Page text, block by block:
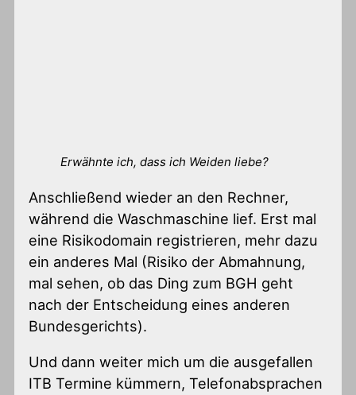
Erwähnte ich, dass ich Weiden liebe?
Anschließend wieder an den Rechner,
während die Waschmaschine lief. Erst mal
eine Risikodomain registrieren, mehr dazu
ein anderes Mal (Risiko der Abmahnung,
mal sehen, ob das Ding zum BGH geht
nach der Entscheidung eines anderen
Bundesgerichts).
Und dann weiter mich um die ausgefallen
ITB Termine kümmern, Telefonabsprachen